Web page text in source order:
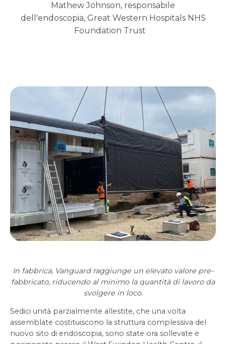
Mathew Johnson, responsabile
dell'endoscopia, Great Western Hospitals NHS
Foundation Trust
In fabbrica, Vanguard raggiunge un elevato valore pre-
fabbricato, riducendo al minimo la quantità di lavoro da
svolgere in loco.
Sedici unità parzialmente allestite, che una volta
assemblate costituiscono la struttura complessiva del
nuovo sito di endoscopia, sono state ora sollevate e